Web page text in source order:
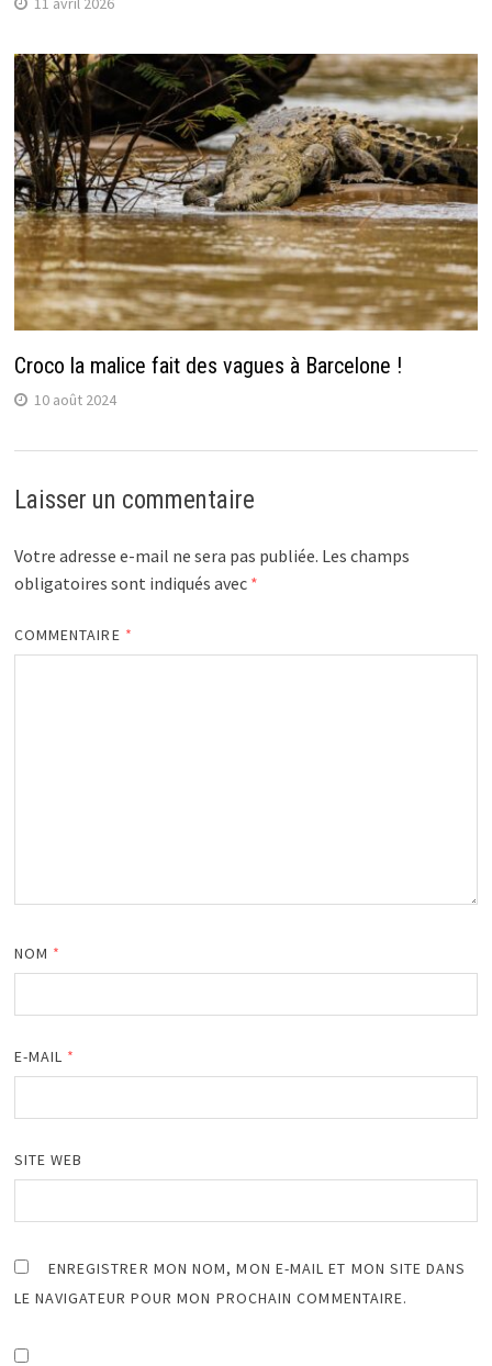
Croco la malice fait des vagues à Barcelone !
10 août 2024
Laisser un commentaire
Votre adresse e-mail ne sera pas publiée. Les champs
obligatoires sont indiqués avec *
COMMENTAIRE *
NOM *
E-MAIL *
SITE WEB
ENREGISTRER MON NOM, MON E-MAIL ET MON SITE DANS
LE NAVIGATEUR POUR MON PROCHAIN COMMENTAIRE.